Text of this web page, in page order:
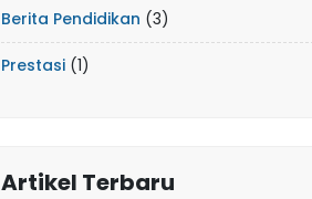
Berita Pendidikan (3)
Prestasi (1)
Artikel Terbaru